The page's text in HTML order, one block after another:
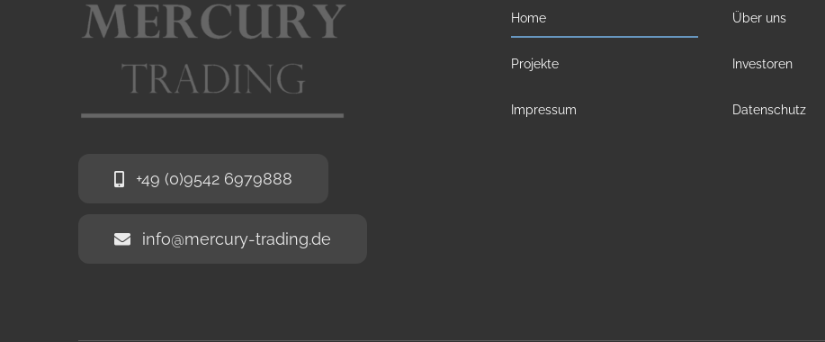
+49 (0)9542 6979888
info@mercury-trading.de
Home
Projekte
Impressum
Über uns
Investoren
Datenschutz